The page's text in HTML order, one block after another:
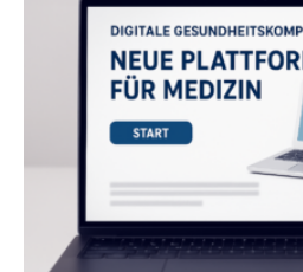
einem Experiment
dafür eine technische
physiologische Daten in
übermittelt werden können. Die
kann dadurch auch die
einbeziehen, auf die Menschen
Einfluss nehmen. Das eröffnet…